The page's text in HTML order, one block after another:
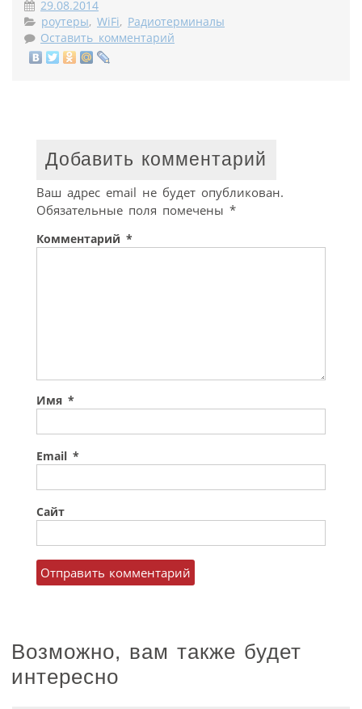
29.08.2014
роутеры, WiFi, Радиотерминалы
Оставить комментарий
Добавить комментарий
Ваш адрес email не будет опубликован.
Обязательные поля помечены *
Комментарий *
Имя *
Email *
Сайт
Возможно, вам также будет
интересно